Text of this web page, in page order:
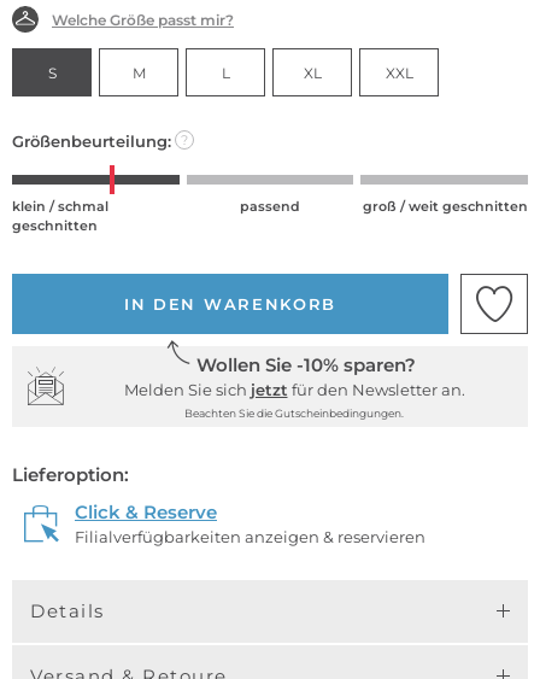
Welche Größe passt mir?
S M L XL XXL
Größenbeurteilung: ?
klein / schmal
geschnitten
passend groß / weit geschnitten
IN DEN WARENKORB
Wollen Sie -10% sparen?
Melden Sie sich jetzt für den Newsletter an.
Beachten Sie die Gutscheinbedingungen.
Lieferoption:
Click & Reserve
Filialverfügbarkeiten anzeigen & reservieren
Details